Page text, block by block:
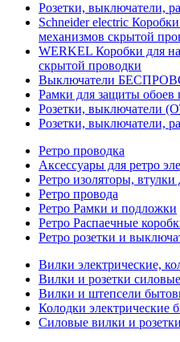
Розетки, выключатели,
Schneider electric
механизмов скрытой
WERKEL Коробки для
скрытой проводки
Выключатели
Рамки для защиты обоев
Розетки, выключатели
Розетки,
Ретро проводка
Аксессуары для ретро
Ретро изоляторы,
Ретро провода
Ретро Рамки и подложки
Ретро Распаечные
Ретро розетки и
Вилки электрические,
Вилки и розетки силовые
Вилки и штепсели
Колодки электрические
Силовые вилки и